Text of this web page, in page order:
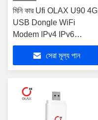
মিনি কার Ufi OLAX U90 4G
USB Dongle WiFi
Modem IPv4 IPv6
প্রোটোকল
সেরা মূল্য পান